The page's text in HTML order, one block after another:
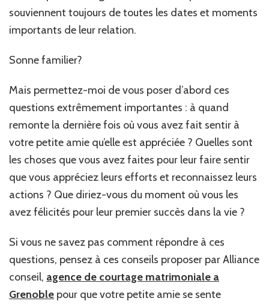
souviennent toujours de toutes les dates et moments
importants de leur relation.
Sonne familier?
Mais permettez-moi de vous poser d’abord ces
questions extrêmement importantes : à quand
remonte la dernière fois où vous avez fait sentir à
votre petite amie qu’elle est appréciée ? Quelles sont
les choses que vous avez faites pour leur faire sentir
que vous appréciez leurs efforts et reconnaissez leurs
actions ? Que diriez-vous du moment où vous les
avez félicités pour leur premier succès dans la vie ?
Si vous ne savez pas comment répondre à ces
questions, pensez à ces conseils proposer par Alliance
conseil, agence de courtage matrimoniale a
Grenoble pour que votre petite amie se sente